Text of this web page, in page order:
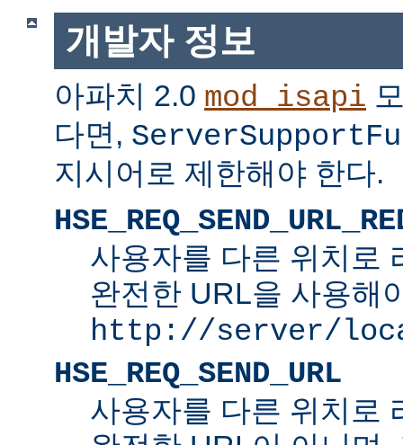
개발자 정보
아파치 2.0 mod_isapi
다면,
지시어로 제한해야 한다.
사용자를 다른 위치로
완전한 URL을 사용해
http://server/
HSE_REQ_SEND_URL
사용자를 다른 위치로